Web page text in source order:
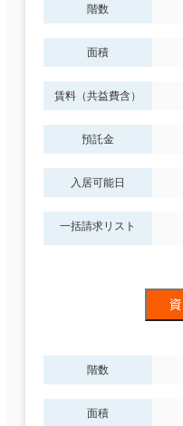
階数
面積
賃料（共益費含）
預託金
入居可能日
一括請求リスト
階数
面積